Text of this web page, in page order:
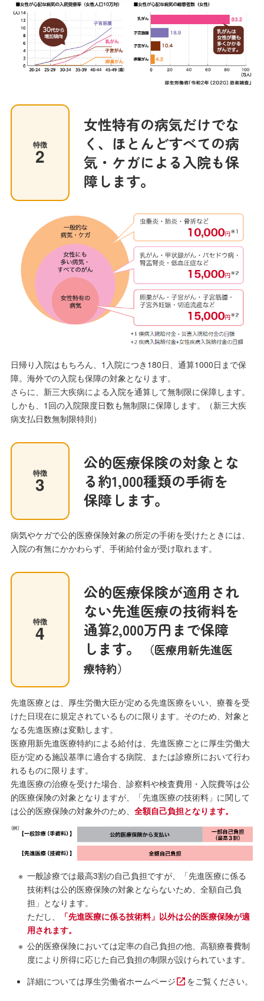
特徴
2
女性特有の病気だけでな
く、ほとんどすべての病
気・ケガによる入院も保
障します。
日帰り入院はもちろん、1入院につき180日、通算1000日まで保
障。海外での入院も保障の対象となります。
さらに、新三大疾病による入院を通算して無制限に保障します。
しかも、1回の入院限度日数も無制限に保障します。（新三大疾
病支払日数無制限特則）
特徴
3
公的医療保険の対象とな
る約1,000種類の手術を
保障します。
病気やケガで公的医療保険対象の所定の手術を受けたときには、
入院の有無にかかわらず、手術給付金が受け取れます。
特徴
4
公的医療保険が適用され
ない先進医療の技術料を
通算2,000万円まで保障
します。
（医療用新先進医
療特約）
先進医療とは、厚生労働大臣が定める先進医療をいい、療養を受
けた日現在に規定されているものに限ります。そのため、対象と
なる先進医療は変動します。
医療用新先進医療特約による給付は、先進医療ごとに厚生労働大
臣が定める施設基準に適合する病院、または診療所において行わ
れるものに限ります。
先進医療の治療を受けた場合、診察料や検査費用・入院費等は公
的医療保険の対象となりますが、「先進医療の技術料」に関して
は公的医療保険の対象外のため、 全額自己負担となります。
一般診療では最高3割の自己負担ですが、「先進医療に係る
技術料は公的医療保険の対象とならないため、全額自己負
担」となります。
ただし、
「先進医療に係る技術料」以外は公的医療保険が適
用されます。
公的医療保険においては定率の自己負担の他、高額療養費制
度により所得に応じた自己負担の制限が設けられています。
詳細については厚生労働省ホームページ をご覧ください。